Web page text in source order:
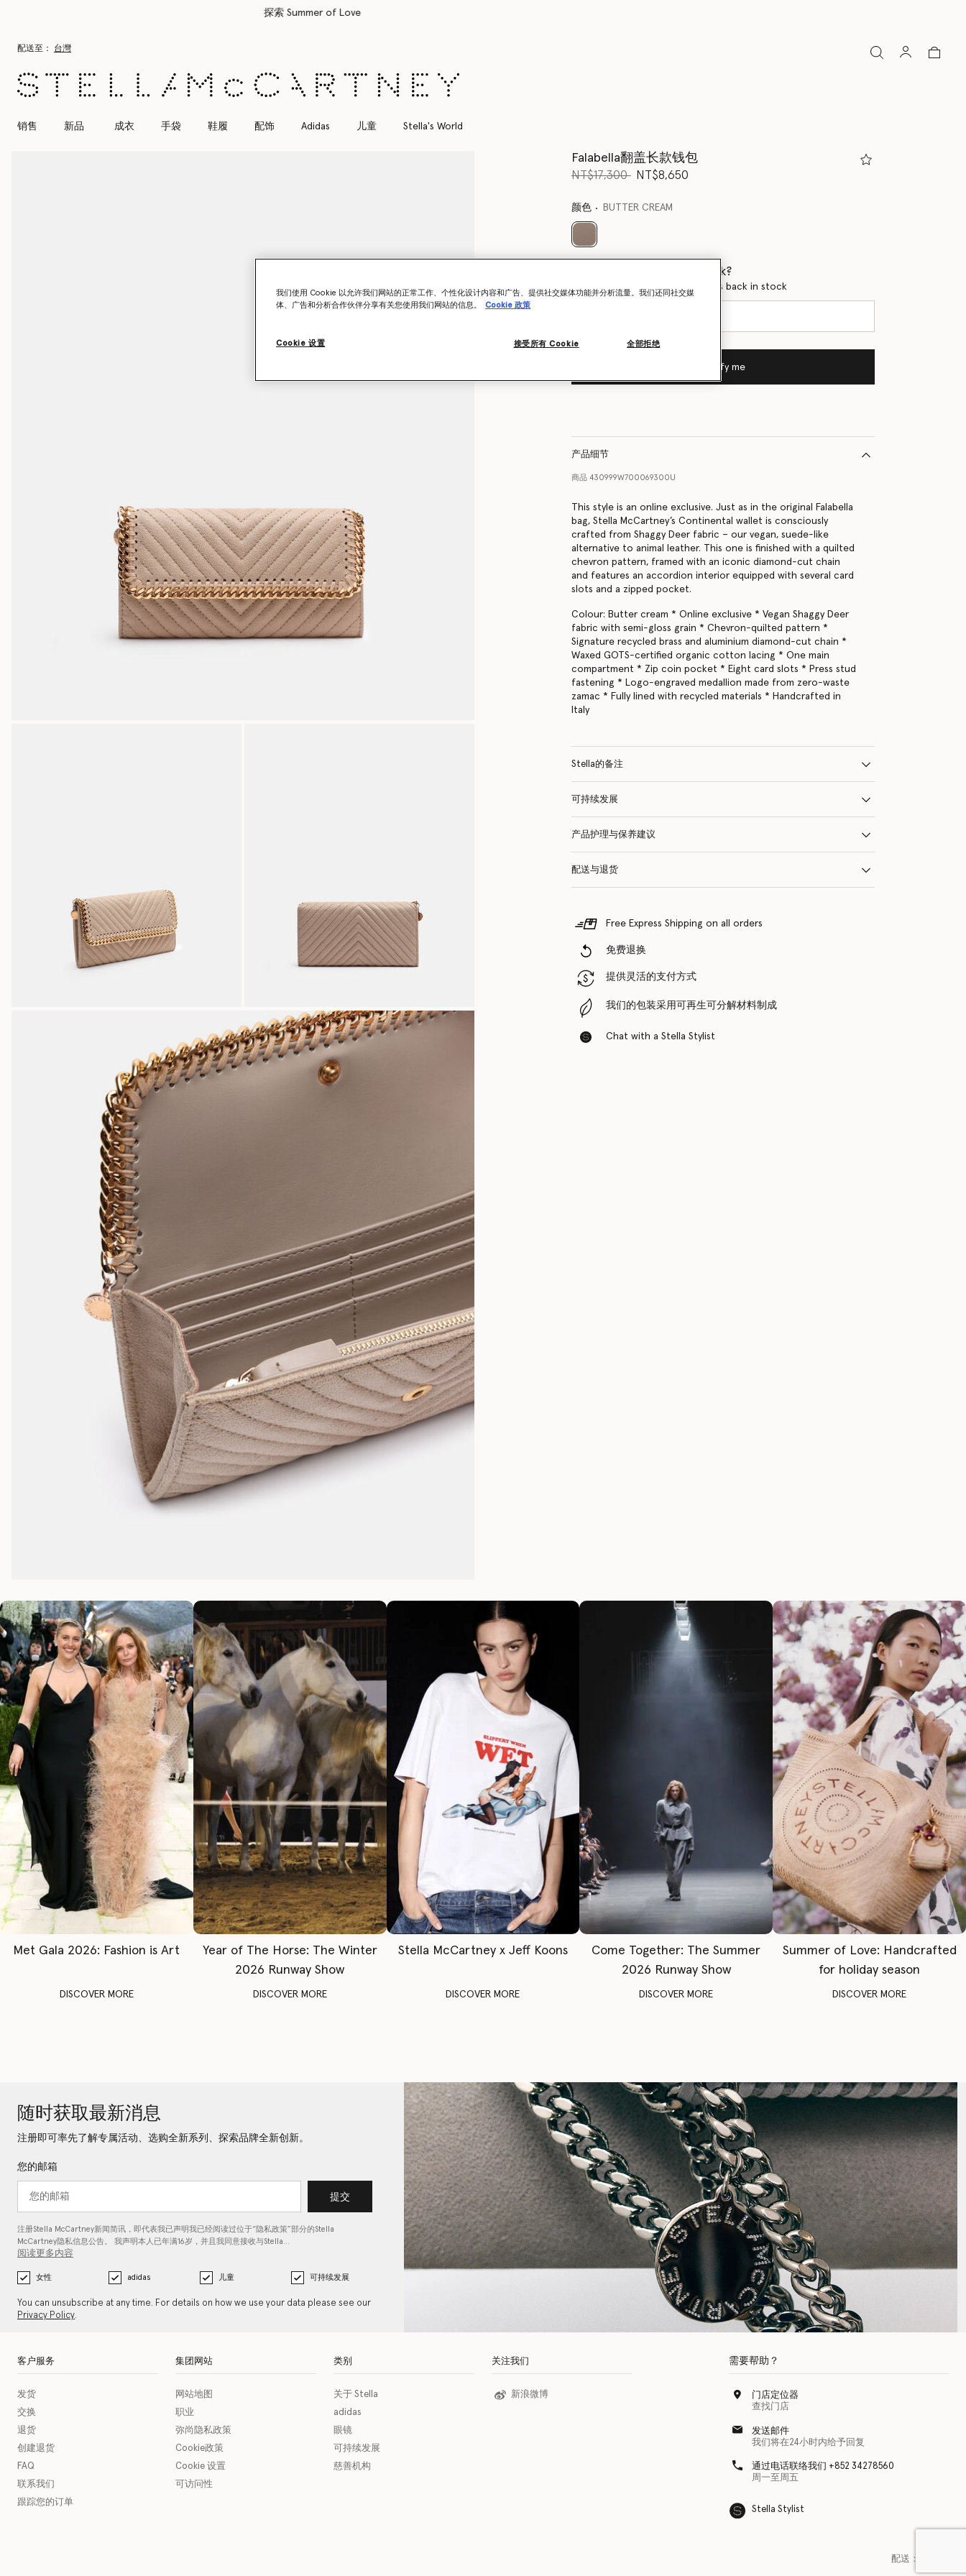
配送至： 台灣
销售 新品 成衣 手袋 鞋履 配饰 Adidas 儿童 Stella's World
Falabella翻盖长款钱包
价格从
NT$17,300下降至
NT$8,650
颜色 BUTTER CREAM
已选
Want to know when it's back?
Get notified when this product is back in stock
Notify me
产品细节
商品 430999W700069300U
This style is an online exclusive. Just as in the original Falabella
bag, Stella McCartney’s Continental wallet is consciously
crafted from Shaggy Deer fabric – our vegan, suede-like
alternative to animal leather. This one is finished with a quilted
chevron pattern, framed with an iconic diamond-cut chain
and features an accordion interior equipped with several card
slots and a zipped pocket.
Colour: Butter cream * Online exclusive * Vegan Shaggy Deer
fabric with semi-gloss grain * Chevron-quilted pattern *
Signature recycled brass and aluminium diamond-cut chain *
Waxed GOTS-certified organic cotton lacing * One main
compartment * Zip coin pocket * Eight card slots * Press stud
fastening * Logo-engraved medallion made from zero-waste
zamac * Fully lined with recycled materials * Handcrafted in
Italy
Stella的备注
可持续发展
产品护理与保养建议
配送与退货
Free Express Shipping on all orders
免费退换
提供灵活的支付方式
我们的包装采用可再生可分解材料制成
Chat with a Stella Stylist
Met Gala 2026: Fashion is Art
DISCOVER MORE
Year of The Horse: The Winter
2026 Runway Show
DISCOVER MORE
Stella McCartney x Jeff Koons
DISCOVER MORE
Come Together: The Summer
2026 Runway Show
DISCOVER MORE
Summer of Love: Handcrafted
for holiday season
DISCOVER MORE
随时获取最新消息
注册即可率先了解专属活动、选购全新系列、探索品牌全新创新。
您的邮箱
提交
注册Stella McCartney新闻简讯，即代表我已声明我已经阅读过位于“隐私政策”部分的Stella
McCartney隐私信息公告。 我声明本人已年满16岁，并且我同意接收与Stella…
阅读更多内容
女性 adidas 儿童 可持续发展
You can unsubscribe at any time. For details on how we use your data please see our
Privacy Policy.
客户服务
发货
交换
退货
创建退货
FAQ
联系我们
跟踪您的订单
集团网站
网站地图
职业
弥尚隐私政策
Cookie政策
Cookie 设置
可访问性
类别
关于 Stella
adidas
眼镜
可持续发展
慈善机构
关注我们
新浪微博
需要帮助？
门店定位器
查找门店
发送邮件
我们将在24小时内给予回复
通过电话联络我们 +852 34278560
周一至周五
Stella Stylist
配送：
我们使用 Cookie 以允许我们网站的正常工作、个性化设计内容和广告、提供社交媒体功能并分析流量。我们还同社交媒
体、广告和分析合作伙伴分享有关您使用我们网站的信息。
Cookie 政策
Cookie 设置 全部拒绝
接受所有 Cookie